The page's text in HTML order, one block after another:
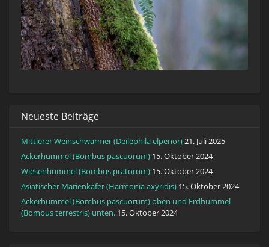
Neueste Beiträge
Mittlerer Weinschwärmer (Deilephila elpenor)21. Juli 2025
Ackerhummel (Bombus pascuorum) 15. Oktober 2024
Wiesenhummel (Bombus pratorum) 15. Oktober 2024
Asiatischer Marienkäfer (Harmonia axyridis) 15. Oktober 2024
Ackerhummel (Bombus pascuorum) oben und Erdhummel
(Bombus terrestris) unten. 15. Oktober 2024